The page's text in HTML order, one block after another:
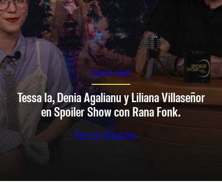
SPOILER SHOW
Tessa Ia, Denia Agalianu y Liliana Villaseñor
en Spoiler Show con Rana Fonk.
Ver en Youtube